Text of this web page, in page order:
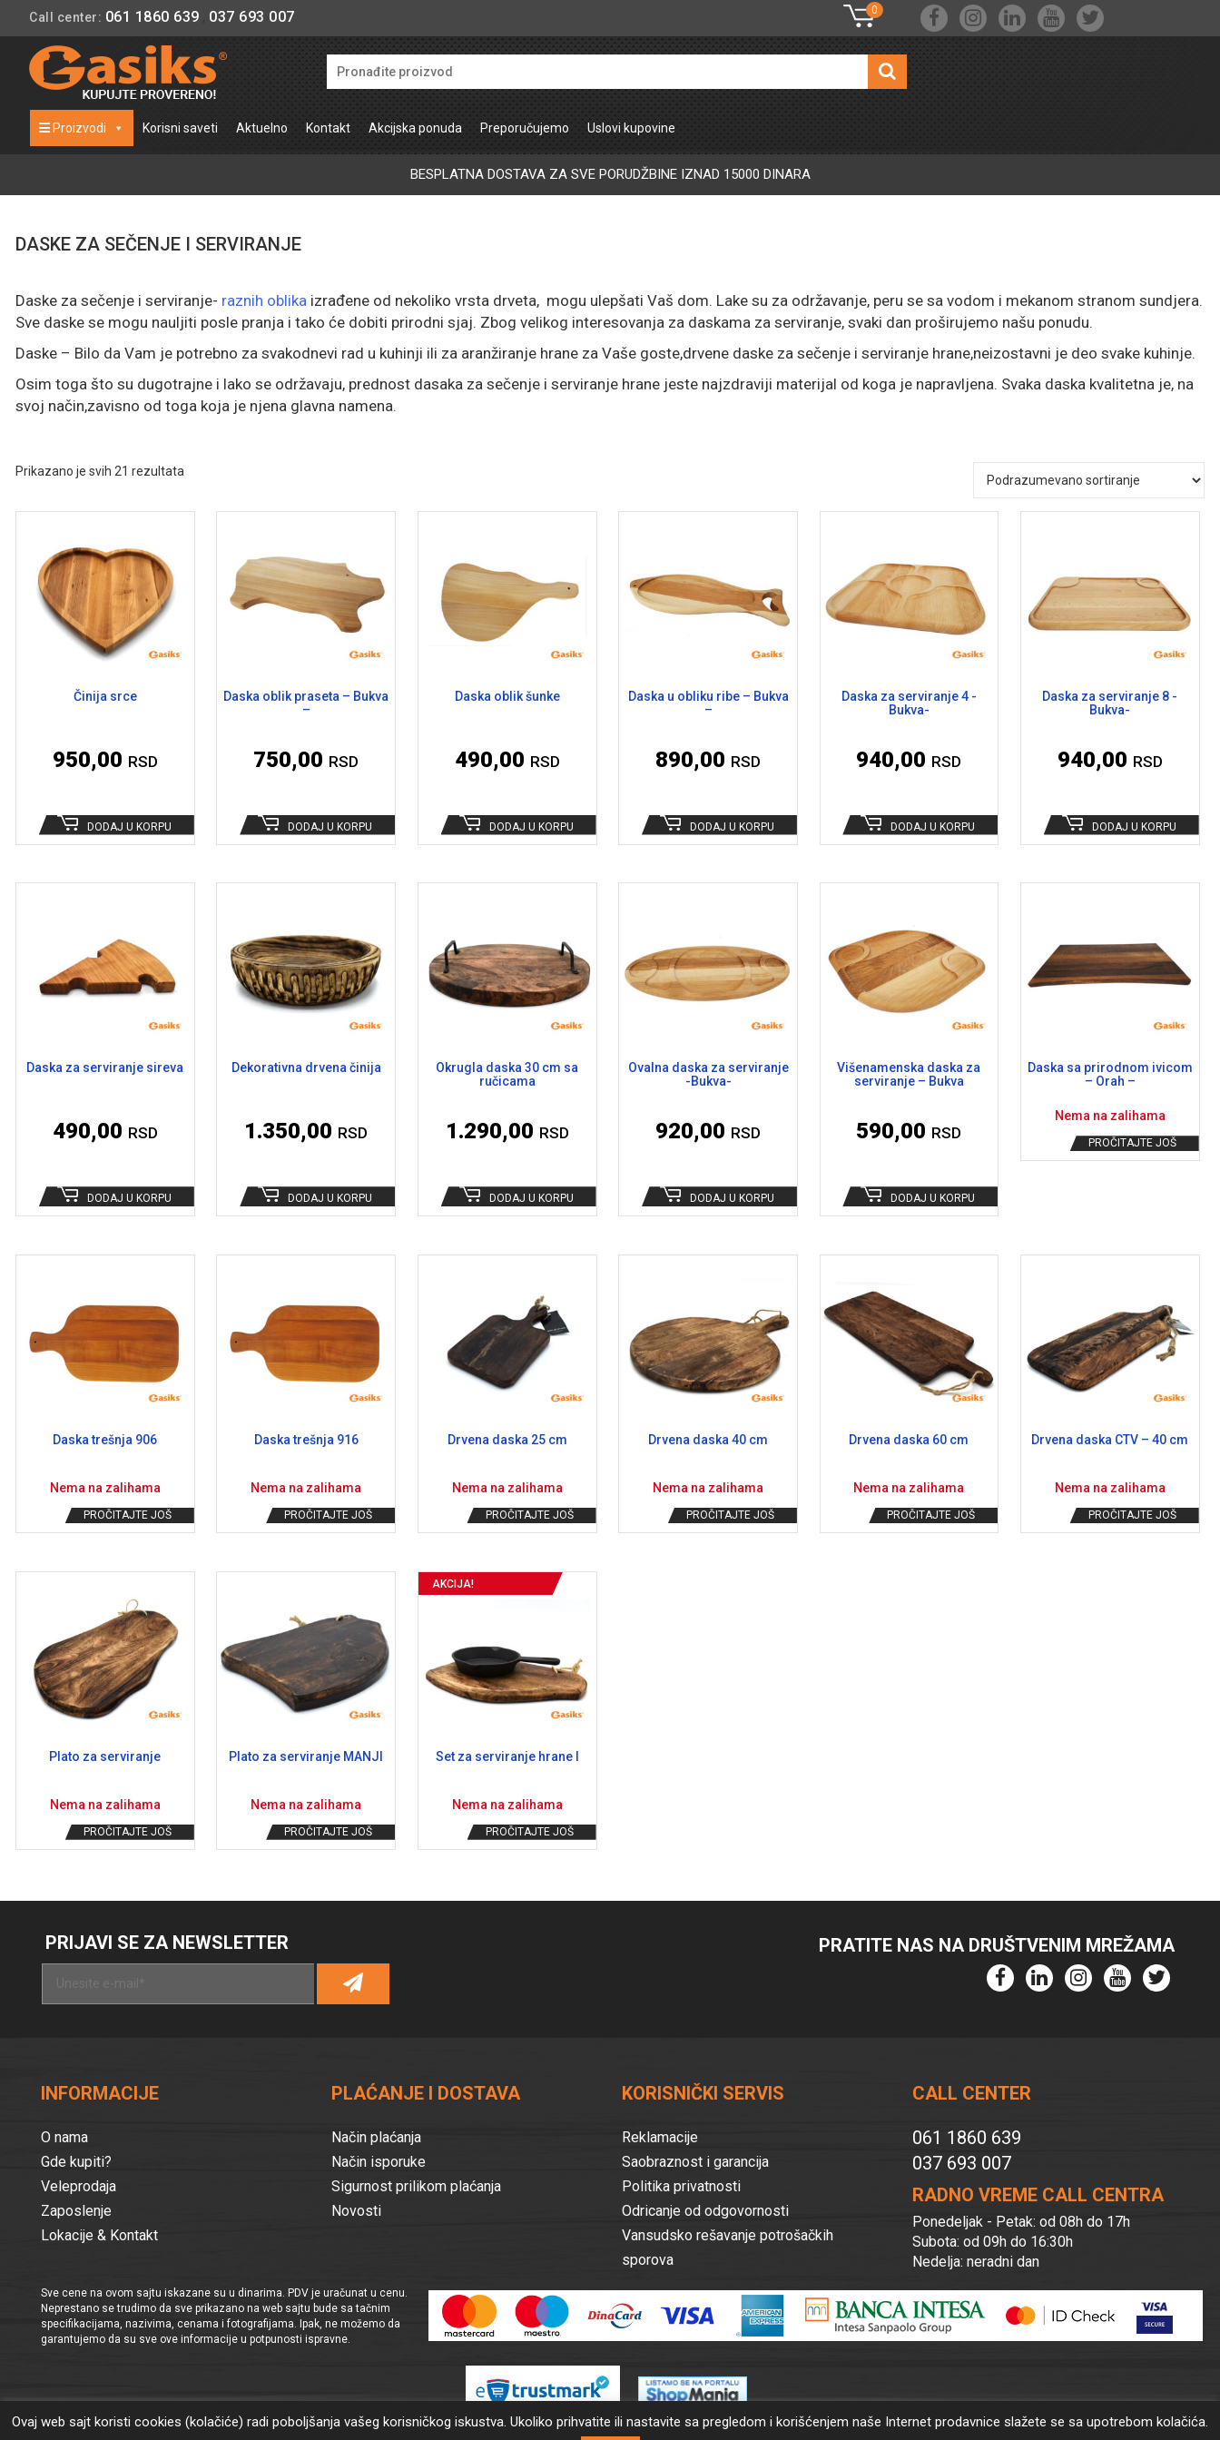
Call center: 061 1860 639 037 693 007 0
Proizvodi Korisni saveti Aktuelno Kontakt Akcijska ponuda Preporučujemo Uslovi kupovine
BESPLATNA DOSTAVA ZA SVE PORUDŽBINE IZNAD 15000 DINARA
DASKE ZA SEČENJE I SERVIRANJE
Daske za sečenje i serviranje- raznih oblika izrađene od nekoliko vrsta drveta, mogu ulepšati Vaš dom. Lake su za održavanje, peru se sa vodom i mekanom stranom sundjera.
Sve daske se mogu nauljiti posle pranja i tako će dobiti prirodni sjaj. Zbog velikog interesovanja za daskama za serviranje, svaki dan proširujemo našu ponudu.
Daske – Bilo da Vam je potrebno za svakodnevi rad u kuhinji ili za aranžiranje hrane za Vaše goste,drvene daske za sečenje i serviranje hrane,neizostavni je deo svake kuhinje.
Osim toga što su dugotrajne i lako se održavaju, prednost dasaka za sečenje i serviranje hrane jeste najzdraviji materijal od koga je napravljena. Svaka daska kvalitetna je, na
svoj način,zavisno od toga koja je njena glavna namena.
Prikazano je svih 21 rezultata
Činija srce
950,00 RSD
DODAJ U KORPU
Daska oblik praseta – Bukva
–
750,00 RSD
DODAJ U KORPU
Daska oblik šunke
490,00 RSD
DODAJ U KORPU
Daska u obliku ribe – Bukva
–
890,00 RSD
DODAJ U KORPU
Daska za serviranje 4 -
Bukva-
940,00 RSD
DODAJ U KORPU
Daska za serviranje 8 -
Bukva-
940,00 RSD
DODAJ U KORPU
Daska za serviranje sireva
490,00 RSD
DODAJ U KORPU
Dekorativna drvena činija
1.350,00 RSD
DODAJ U KORPU
Okrugla daska 30 cm sa
ručicama
1.290,00 RSD
DODAJ U KORPU
Ovalna daska za serviranje
-Bukva-
920,00 RSD
DODAJ U KORPU
Višenamenska daska za
serviranje – Bukva
590,00 RSD
DODAJ U KORPU
Daska sa prirodnom ivicom
– Orah –
Nema na zalihama
PROČITAJTE JOŠ
Daska trešnja 906
Nema na zalihama
PROČITAJTE JOŠ
Daska trešnja 916
Nema na zalihama
PROČITAJTE JOŠ
Drvena daska 25 cm
Nema na zalihama
PROČITAJTE JOŠ
Drvena daska 40 cm
Nema na zalihama
PROČITAJTE JOŠ
Drvena daska 60 cm
Nema na zalihama
PROČITAJTE JOŠ
Drvena daska CTV – 40 cm
Nema na zalihama
PROČITAJTE JOŠ
Plato za serviranje
Nema na zalihama
PROČITAJTE JOŠ
Plato za serviranje MANJI
Nema na zalihama
PROČITAJTE JOŠ
AKCIJA!
Set za serviranje hrane I
Nema na zalihama
PROČITAJTE JOŠ
PRIJAVI SE ZA NEWSLETTER PRATITE NAS NA DRUŠTVENIM MREŽAMA
INFORMACIJE
O nama
Gde kupiti?
Veleprodaja
Zaposlenje
Lokacije & Kontakt
PLAĆANJE I DOSTAVA
Način plaćanja
Način isporuke
Sigurnost prilikom plaćanja
Novosti
KORISNIČKI SERVIS
Reklamacije
Saobraznost i garancija
Politika privatnosti
Odricanje od odgovornosti
Vansudsko rešavanje potrošačkih
sporova
CALL CENTER
061 1860 639
037 693 007
RADNO VREME CALL CENTRA
Ponedeljak - Petak: od 08h do 17h
Subota: od 09h do 16:30h
Nedelja: neradni dan
Sve cene na ovom sajtu iskazane su u dinarima. PDV je uračunat u cenu.
Neprestano se trudimo da sve prikazano na web sajtu bude sa tačnim
specifikacijama, nazivima, cenama i fotografijama. Ipak, ne možemo da
garantujemo da su sve ove informacije u potpunosti ispravne.
Ovaj web sajt koristi cookies (kolačiće) radi poboljšanja vašeg korisničkog iskustva. Ukoliko prihvatite ili nastavite sa pregledom i korišćenjem naše Internet prodavnice slažete se sa upotrebom kolačića.